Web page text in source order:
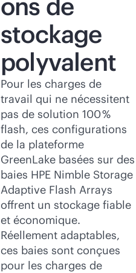
ons de
stockage
polyvalent
Pour les charges de
travail qui ne nécessitent
pas de solution 100 %
flash, ces configurations
de la plateforme
GreenLake basées sur des
baies HPE Nimble Storage
Adaptive Flash Arrays
offrent un stockage fiable
et économique.
Réellement adaptables,
ces baies sont conçues
pour les charges de